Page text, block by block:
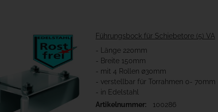
Führungsbock für Schiebetore (5) VA
- Länge 220mm
- Breite 150mm
- mit 4 Rollen ø30mm
- verstellbar für Torrahmen 0- 70mm
- in Edelstahl
Artikelnummer:
100286